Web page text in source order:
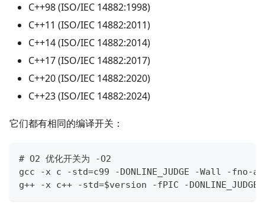
C++98 (ISO/IEC 14882:1998)
C++11 (ISO/IEC 14882:2011)
C++14 (ISO/IEC 14882:2014)
C++17 (ISO/IEC 14882:2017)
C++20 (ISO/IEC 14882:2020)
C++23 (ISO/IEC 14882:2024)
它们都有相同的编译开关：
# O2 优化开关为 -O2
gcc -x c -std=c99 -DONLINE_JUDGE -Wall -fno-
g++ -x c++ -std=$version -fPIC -